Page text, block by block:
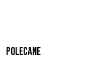
Polecane